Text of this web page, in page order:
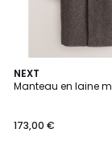
NEXT
Manteau en laine
173,00 €